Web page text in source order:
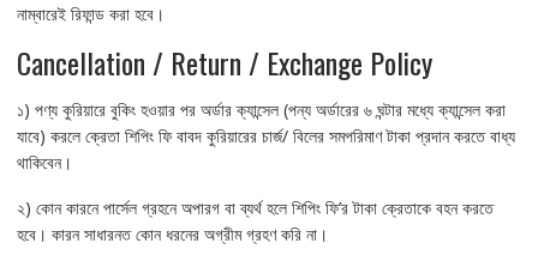
নাম্বারেই রিফান্ড করা হবে।
Cancellation / Return / Exchange Policy
১) পণ্য কুরিয়ারে বুকিং হওয়ার পর অর্ডার ক্যান্সেল (পন্য অর্ডারের ৬ ঘন্টার মধ্যে ক্যান্সেল করা
যাবে) করলে ক্রেতা শিপিং ফি বাবদ কুরিয়ারের চার্জ/ বিলের সমপরিমাণ টাকা প্রদান করতে বাধ্য
থাকিবেন।
২) কোন কারনে পার্সেল গ্রহনে অপারগ বা ব্যর্থ হলে শিপিং ফি’র টাকা ক্রেতাকে বহন করতে
হবে। কারন সাধারনত কোন ধরনের অগ্রীম গ্রহণ করি না।